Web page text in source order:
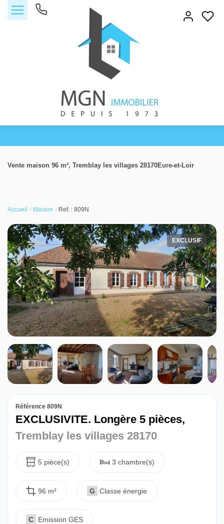
Vendre
Louer
Nos agences
Contact
Vente maison 96 m², Tremblay les villages 28170Eure-et-Loir
Accueil Maison Ref. : 809N
EXCLUSIF
Référence 809N
EXCLUSIVITE. Longère 5 pièces,
Tremblay les villages 28170
5 pièce(s) 3 chambre(s)
96 m² G Classe énergie
C Emission GES